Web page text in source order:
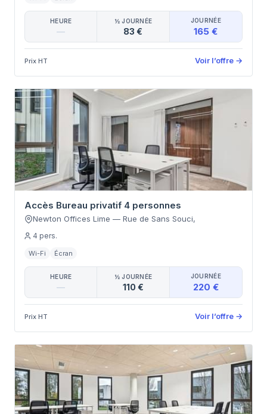
HEURE
—
½ JOURNÉE
83 €
JOURNÉE
165 €
Prix HT Voir l’offre →
Accès Bureau privatif 4 personnes
Newton Offices Lime — Rue de Sans Souci,
4 pers.
Wi-Fi Écran
HEURE
—
½ JOURNÉE
110 €
JOURNÉE
220 €
Prix HT Voir l’offre →